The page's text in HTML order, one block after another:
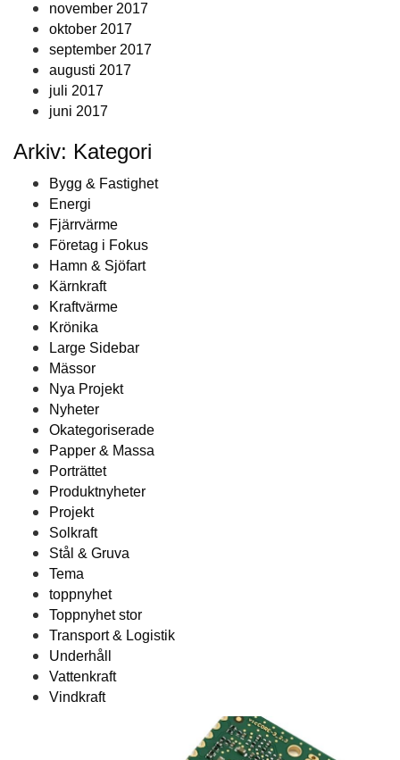
november 2017
oktober 2017
september 2017
augusti 2017
juli 2017
juni 2017
Arkiv: Kategori
Bygg & Fastighet
Energi
Fjärrvärme
Företag i Fokus
Hamn & Sjöfart
Kärnkraft
Kraftvärme
Krönika
Large Sidebar
Mässor
Nya Projekt
Nyheter
Okategoriserade
Papper & Massa
Porträttet
Produktnyheter
Projekt
Solkraft
Stål & Gruva
Tema
toppnyhet
Toppnyhet stor
Transport & Logistik
Underhåll
Vattenkraft
Vindkraft